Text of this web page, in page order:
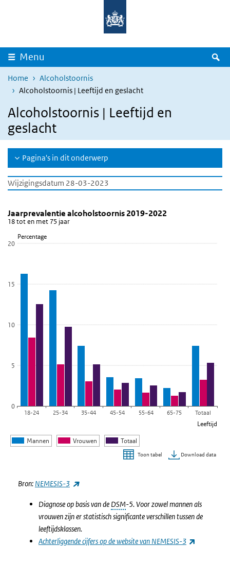
Overslaan en naar de inhoud gaan
Menu
Home
Alcoholstoornis
Alcoholstoornis | Leeftijd en geslacht
Alcoholstoornis | Leeftijd en
geslacht
Pagina's in dit onderwerp
Wijzigingsdatum 28-03-2023
Jaarprevalentie van alcoholsttoornis
Sla de grafiek 'Jaarprevalentie alcoholstoornis 2019-2022' over
Jaarprevalentie alcoholstoornis 2019-2022
Staaf grafiek met 3 reeksen.
18 tot en met 75 jaar
Percentage
Leeftijd
Jaarprevalentie alcoholstoornis 2019-2022
18 tot en met 75 jaar
Mannen Vrouwen Totaal
0
5
10
15
20
18-24 25-34 35-44 45-54 55-64 65-75 Totaal
Toon tabel Download data
Bron: NEMESIS-3 (externe link)
Diagnose op basis van de DSM-5. Voor zowel mannen als
vrouwen zijn er statistisch significante verschillen tussen de
leeftijdsklassen.
Achterliggende cijfers op de website van NEMESIS-3